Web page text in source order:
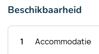
Beschikbaarheid
1 Accommodatie